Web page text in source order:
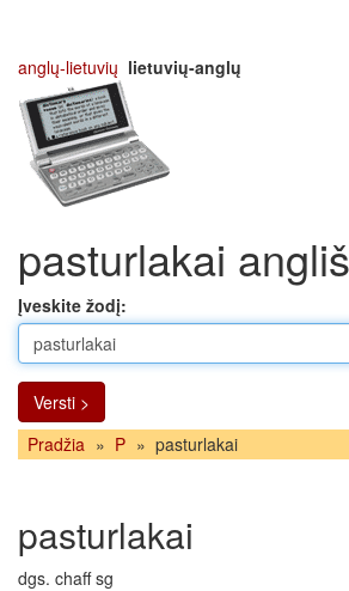
anglų-lietuvių lietuvių-anglų
pasturlakai
Įveskite žodį:
Versti >
Pradžia » P » pasturlakai
pasturlakai
dgs. chaff sg